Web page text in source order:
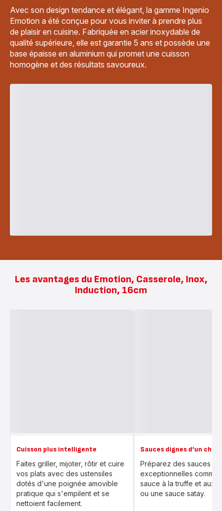
Avec son design tendance et élégant, la gamme Ingenio
Emotion a été conçue pour vous inviter à prendre plus
de plaisir en cuisine. Fabriquée en acier inoxydable de
qualité supérieure, elle est garantie 5 ans et possède une
base épaisse en aluminium qui promet une cuisson
homogène et des résultats savoureux.
Les avantages du Emotion, Casserole, Inox,
Induction, 16cm
Cuisson plus intelligente
Faites griller, mijoter, rôtir et cuire
vos plats avec des ustensiles
dotés d'une poignée amovible
pratique qui s'empilent et se
nettoient facilement.
Sauces dignes d'un chef
Préparez des sauces
exceptionnelles comme
sauce à la truffe et aux
ou une sauce satay.